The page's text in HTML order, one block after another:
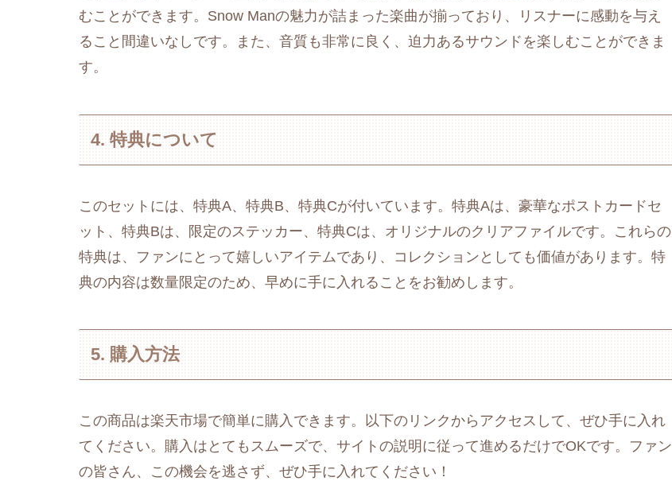
むことができます。Snow Manの魅力が詰まった楽曲が揃っており、リスナーに感動を与え
ること間違いなしです。また、音質も非常に良く、迫力あるサウンドを楽しむことができま
す。
4. 特典について
このセットには、特典A、特典B、特典Cが付いています。特典Aは、豪華なポストカードセ
ット、特典Bは、限定のステッカー、特典Cは、オリジナルのクリアファイルです。これらの
特典は、ファンにとって嬉しいアイテムであり、コレクションとしても価値があります。特
典の内容は数量限定のため、早めに手に入れることをお勧めします。
5. 購入方法
この商品は楽天市場で簡単に購入できます。以下のリンクからアクセスして、ぜひ手に入れ
てください。購入はとてもスムーズで、サイトの説明に従って進めるだけでOKです。ファン
の皆さん、この機会を逃さず、ぜひ手に入れてください！